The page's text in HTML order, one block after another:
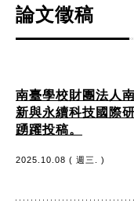
論文徵稿
南臺學校財團法人
新與永續科技國際
踴躍投稿。
2025.10.08 ( 週三. )